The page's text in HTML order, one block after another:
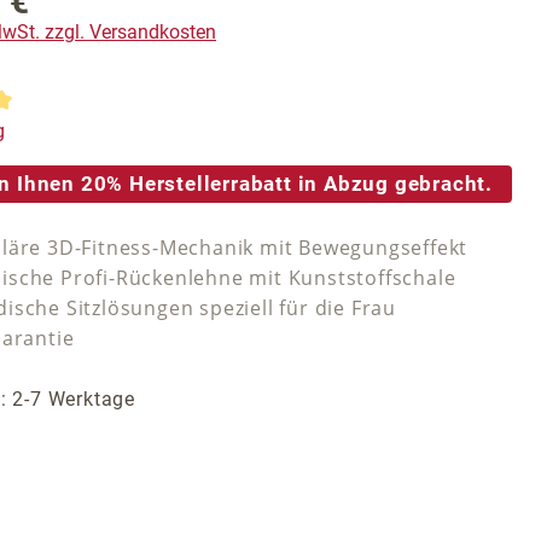
zzgl. Versandkosten
Bewertung von 5 von 5 Sternen
Ihnen 20% Herstellerrabatt in Abzug gebracht.
3D-Fitness-Mechanik mit Bewegungseffekt
Profi-Rückenlehne mit Kunststoffschale
Sitzlösungen speziell für die Frau
2-7 Werktage